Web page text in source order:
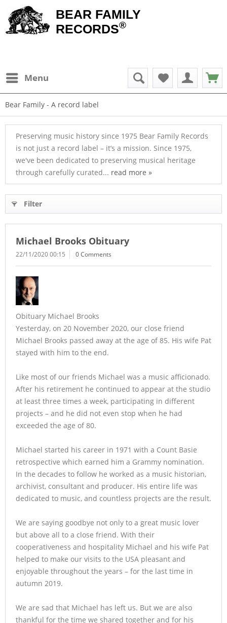
BEAR FAMILY
RECORDS®
Menu
Bear Family - A record label
Preserving music history since 1975 Bear Family Records
is not just a record label – it’s a mission. Since 1975,
we've been dedicated to preserving musical heritage
through carefully curated... read more »
Filter
Michael Brooks Obituary
22/11/2020 00:15 0 Comments
Obituary Michael Brooks
Yesterday, on 20 November 2020, our close friend
Michael Brooks passed away at the age of 85. His wife Pat
stayed with him to the end.
Like most of our friends Michael was a music afficionado.
After his retirement he continued to appear at the studio
at least three times a week, participating in different
projects – and he did not even stop when he had
exceeded the age of 80.
Michael started his career in 1971 with a Count Basie
retrospective which earned him a Grammy nomination.
In the decades to follow he worked as a music historian,
archivist, consultant and producer. His entire life was
dedicated to music, and countless projects are the result.
We are saying goodbye not only to a great music lover
but above all to a close friend. With their
cooperativeness and hospitality Michael and his wife Pat
helped to make our visits to the USA pleasant and
enjoyable throughout the years – for the last time in
autumn 2019.
We are sad that Michael has left us. But we are also
thankful for the time we shared together and for his